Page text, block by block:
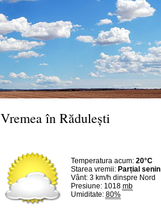
Vremea în Rădulești
Temperatura acum: 20°C
Starea vremii: Parțial senin
Vânt: 3 km/h dinspre Nord
Presiune: 1018 mb
Umiditate: 80%